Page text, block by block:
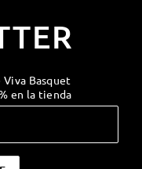
Basquet
en la tienda